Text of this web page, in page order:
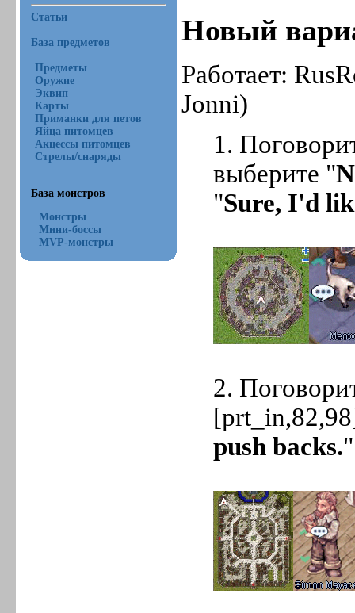
Статьи
База предметов
Предметы
Оружие
Эквип
Карты
Приманки для петов
Яйца питомцев
Акцессы питомцев
Стрелы/снаряды
База монстров
Монстры
Мини-боссы
MVP-монстры
Новый
Работает:
Jonni)
1.
выберите "
"Sure, I'd
2.
push backs."